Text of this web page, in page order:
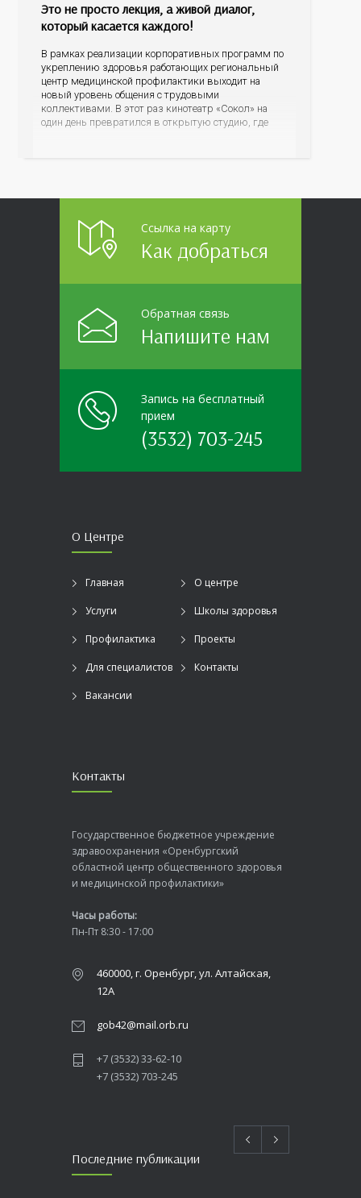
Это не просто лекция, а живой диалог,
который касается каждого!
В рамках реализации корпоративных программ по
укреплению здоровья работающих региональный
центр медицинской профилактики выходит на
новый уровень общения с трудовыми
коллективами. В этот раз кинотеатр «Сокол» на
один день превратился в открытую студию, где
Ссылка на карту
Как добраться
Обратная связь
Напишите нам
Запись на бесплатный
прием
(3532) 703-245
О Центре
Главная О центре
Услуги Школы здоровья
Профилактика Проекты
Для специалистов Контакты
Вакансии
Контакты
Государственное бюджетное учреждение
здравоохранения «Оренбургский
областной центр общественного здоровья
и медицинской профилактики»
Часы работы:
Пн-Пт 8:30 - 17:00
460000, г. Оренбург, ул. Алтайская,
12А
gob42@mail.orb.ru
+7 (3532) 33-62-10
+7 (3532) 703-245
Последние публикации